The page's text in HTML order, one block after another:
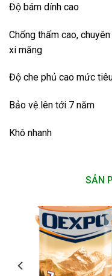
Độ bám dính cao
Chống thấm cao,
xi măng
Độ che phủ cao mức
Bảo vệ lên tới 7 năm
Khô nhanh
SẢN
Add to